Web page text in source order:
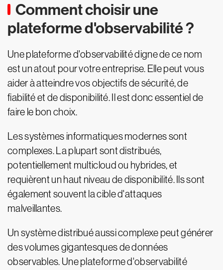
Comment choisir une
plateforme d'observabilité ?
Une plateforme d'observabilité digne de ce nom
est un atout pour votre entreprise. Elle peut vous
aider à atteindre vos objectifs de sécurité, de
fiabilité et de disponibilité. Il est donc essentiel de
faire le bon choix.
Les systèmes informatiques modernes sont
complexes. La plupart sont distribués,
potentiellement multicloud ou hybrides, et
requièrent un haut niveau de disponibilité. Ils sont
également souvent la cible d'attaques
malveillantes.
Un système distribué aussi complexe peut générer
des volumes gigantesques de données
observables. Une plateforme d'observabilité